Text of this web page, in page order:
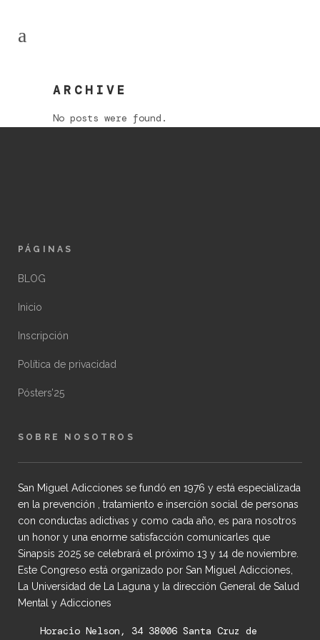
ARCHIVE
No posts were found.
PÁGINAS
BLOG
Inicio
Inscripción
Política de privacidad
Pósters’25
SOBRE NOSOTROS
San Miguel Adicciones se fundó en 1976 y está especializada
en la prevención , tratamiento e inserción social de personas
con conductas adictivas y como cada año, es para nosotros
un honor y una enorme satisfacción comunicarles que
Sinapsis 2025 se celebrará el próximo 13 y 14 de noviembre.
Este Congreso está organizado por San Miguel Adicciones,
La Universidad de La Laguna y la dirección General de Salud
Mental y Adicciones
Horacio Nelson, 34 38006 Santa Cruz de